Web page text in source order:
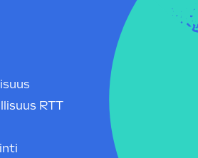
RTT